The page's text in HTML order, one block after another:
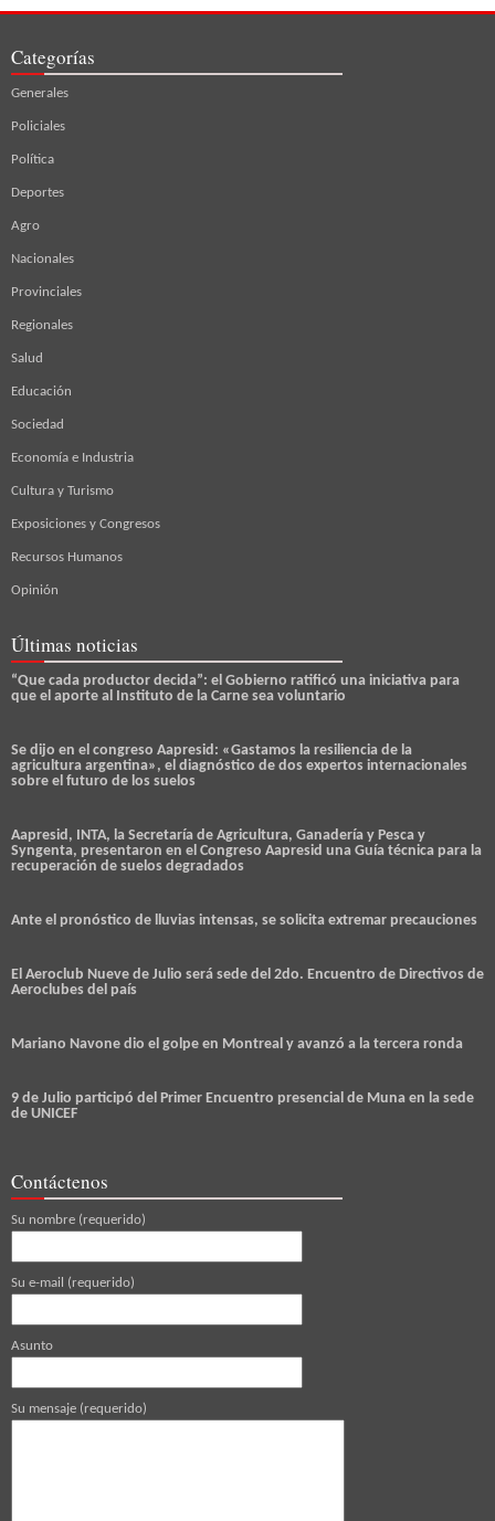
Categorías
Generales
Policiales
Política
Deportes
Agro
Nacionales
Provinciales
Regionales
Salud
Educación
Sociedad
Economía e Industria
Cultura y Turismo
Exposiciones y Congresos
Recursos Humanos
Opinión
Últimas noticias
“Que cada productor decida”: el Gobierno ratificó una iniciativa para
que el aporte al Instituto de la Carne sea voluntario
Se dijo en el congreso Aapresid: «Gastamos la resiliencia de la
agricultura argentina», el diagnóstico de dos expertos internacionales
sobre el futuro de los suelos
Aapresid, INTA, la Secretaría de Agricultura, Ganadería y Pesca y
Syngenta, presentaron en el Congreso Aapresid una Guía técnica para la
recuperación de suelos degradados
Ante el pronóstico de lluvias intensas, se solicita extremar precauciones
El Aeroclub Nueve de Julio será sede del 2do. Encuentro de Directivos de
Aeroclubes del país
Mariano Navone dio el golpe en Montreal y avanzó a la tercera ronda
9 de Julio participó del Primer Encuentro presencial de Muna en la sede
de UNICEF
Contáctenos
Su nombre (requerido)
Su e-mail (requerido)
Asunto
Su mensaje (requerido)